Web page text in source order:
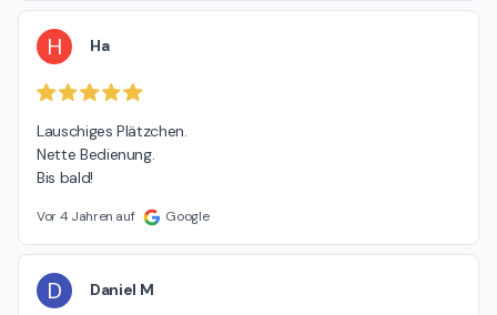
H Ha
Lauschiges Plätzchen.
Nette Bedienung.
Bis bald!
Vor 4 Jahren auf Google
D Daniel M